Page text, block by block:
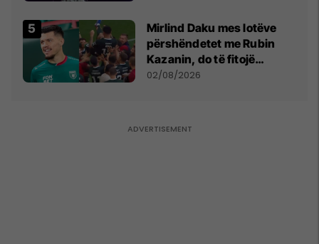
Mirlind Daku mes lotëve
përshëndetet me Rubin
Kazanin, do të fitojë
miliona te Spartak Moska
02/08/2026